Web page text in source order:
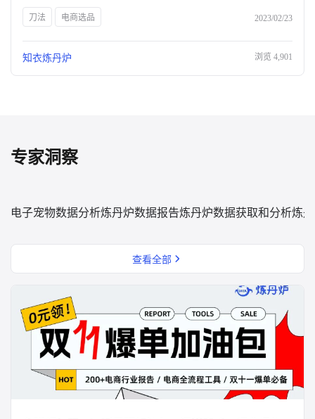
公司介绍
商机推荐
刀法 电商选品 2023/02/23
知衣炼丹炉 浏览 4,901
专家洞察
电子宠物数据分析炼丹炉数据报告炼丹炉数据获取和分析炼
查看全部